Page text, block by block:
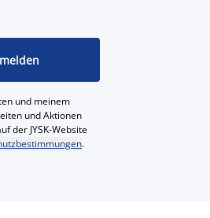
und meinem
und Aktionen
der JYSK-Website
.